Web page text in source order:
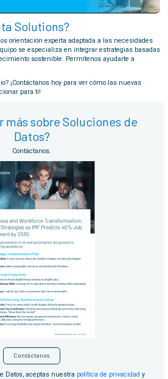
Solutions?
orientación experta adaptada a las necesidades
se especializa en integrar estrategias basadas
sostenible. Permítenos ayudarte a
¡Contáctanos hoy para ver cómo las nuevas
para ti!
más sobre Soluciones de
Datos?
Contáctanos.
Contáctanos
Datos, aceptas nuestra política de privacidad y